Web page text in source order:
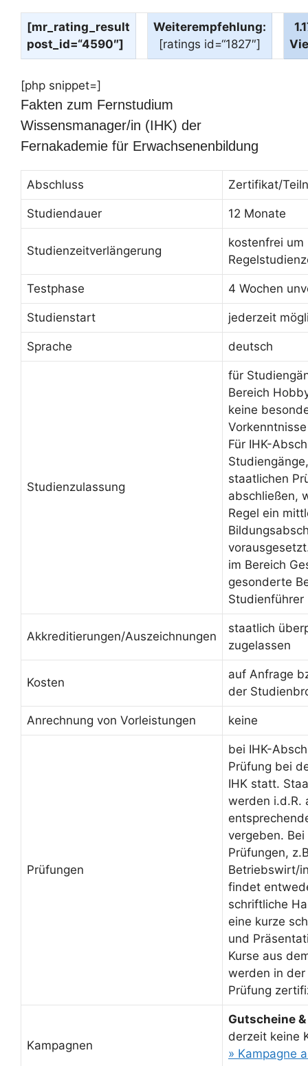
[mr_rating_result
post_id=“4590″]
Weiterempfehlung:
[ratings id=“1827″]
[php snippet=]
Fakten zum Fernstudium
Wissensmanager/in (IHK) der
Fernakademie für Erwachsenenbildung
Abschluss Zertifikat/
Studiendauer 12 Monate
Studienzeitverlängerung
kostenfrei um
Testphase 4 Wochen
Studienstart jederzeit
Sprache deutsch
Studienzulassung
für
Bereich
keine
Für IHK-
staatlichen
abschließen,
Regel ein
im Bereich
gesonderte
Studienführer
Akkreditierungen/Auszeichnungen
staatlich
zugelassen
Kosten
auf Anfrage
der
Anrechnung von Vorleistungen keine
Prüfungen
bei IHK-
Prüfung bei
IHK statt.
werden i.d.R.
vergeben.
Prüfungen,
Betriebswirt/
findet
schriftliche
eine kurze
und
Kurse aus
werden in der
Prüfung
Kampagnen
Gutscheine
derzeit keine
» Kampagne